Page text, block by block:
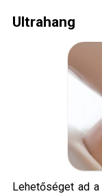
Ultrahang
Lehetőséget ad